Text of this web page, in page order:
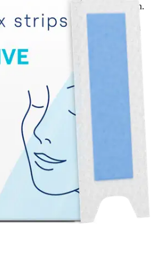
kasvojen ihokarvat juurineen.
sisältävät mahdollisimman
kasvojesi ihosi sileänä jopa 28 päivän
ja 4 Perfect Finish -
tuotetietoihin?
tuotetiedoissa on puutteita tai niitä
välilehteen